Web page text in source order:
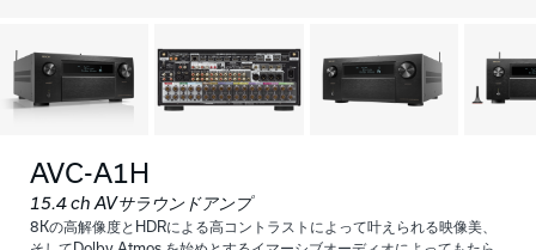
AVC-A1H
15.4 ch AVサラウンドアンプ
8Kの高解像度とHDRによる高コントラストによって叶えられる映像美、